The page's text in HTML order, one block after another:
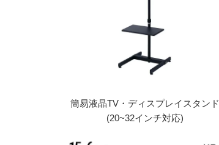
簡易液晶TV・ディスプレイスタンド
(20~32インチ対応)